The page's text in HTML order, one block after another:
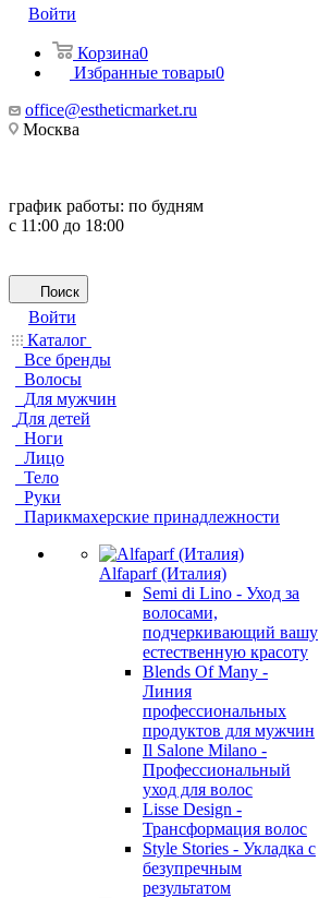
Войти
Корзина0
Избранные товары0
office@estheticmarket.ru
Москва
график работы: по будням
с 11:00 до 18:00
Поиск
Войти
Каталог
Все бренды
Волосы
Для мужчин
Для детей
Ноги
Лицо
Тело
Руки
Парикмахерские принадлежности
Alfaparf (Италия)
Semi di Lino - Уход за
волосами,
подчеркивающий вашу
естественную красоту
Blends Of Many -
Линия
профессиональных
продуктов для мужчин
Il Salone Milano -
Профессиональный
уход для волос
Lisse Design -
Трансформация волос
Style Stories - Укладка с
безупречным
результатом